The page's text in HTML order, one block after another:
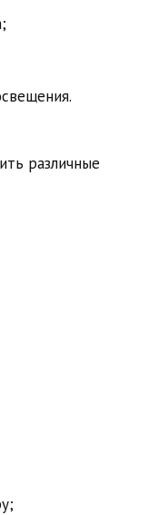
различные